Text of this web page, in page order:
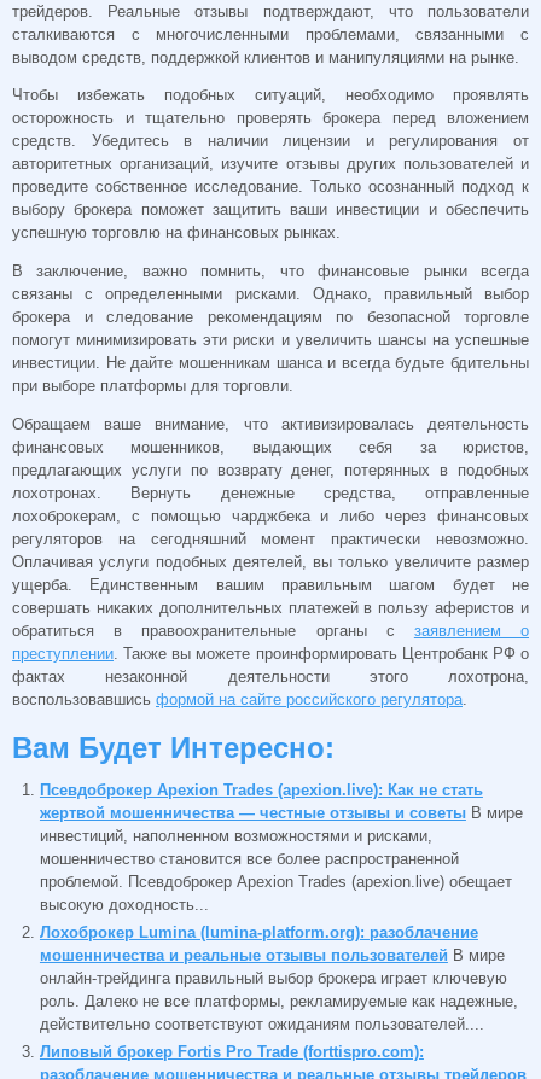
трейдеров. Реальные отзывы подтверждают, что пользователи
сталкиваются с многочисленными проблемами, связанными с
выводом средств, поддержкой клиентов и манипуляциями на рынке.
Чтобы избежать подобных ситуаций, необходимо проявлять
осторожность и тщательно проверять брокера перед вложением
средств. Убедитесь в наличии лицензии и регулирования от
авторитетных организаций, изучите отзывы других пользователей и
проведите собственное исследование. Только осознанный подход к
выбору брокера поможет защитить ваши инвестиции и обеспечить
успешную торговлю на финансовых рынках.
В заключение, важно помнить, что финансовые рынки всегда
связаны с определенными рисками. Однако, правильный выбор
брокера и следование рекомендациям по безопасной торговле
помогут минимизировать эти риски и увеличить шансы на успешные
инвестиции. Не дайте мошенникам шанса и всегда будьте бдительны
при выборе платформы для торговли.
Обращаем ваше внимание, что активизировалась деятельность
финансовых мошенников, выдающих себя за юристов,
предлагающих услуги по возврату денег, потерянных в подобных
лохотронах. Вернуть денежные средства, отправленные
лохоброкерам, с помощью чарджбека и либо через финансовых
регуляторов на сегодняшний момент практически невозможно.
Оплачивая услуги подобных деятелей, вы только увеличите размер
ущерба. Единственным вашим правильным шагом будет не
совершать никаких дополнительных платежей в пользу аферистов и
обратиться в правоохранительные органы с заявлением о
преступлении . Также вы можете проинформировать Центробанк РФ о
фактах незаконной деятельности этого лохотрона,
воспользовавшись формой на сайте российского регулятора
Вам Будет Интересно:
Псевдоброкер Apexion Trades (apexion.live): Как не стать
жертвой мошенничества — честные отзывы и советы В мире
инвестиций, наполненном возможностями и рисками,
мошенничество становится все более распространенной
проблемой. Псевдоброкер Apexion Trades (apexion.live) обещает
высокую доходность...
Лохоброкер Lumina (lumina-platform.org): разоблачение
мошенничества и реальные отзывы пользователей В мире
онлайн-трейдинга правильный выбор брокера играет ключевую
роль. Далеко не все платформы, рекламируемые как надежные,
действительно соответствуют ожиданиям пользователей....
Липовый брокер Fortis Pro Trade (forttispro.com):
разоблачение мошенничества и реальные отзывы трейдеров